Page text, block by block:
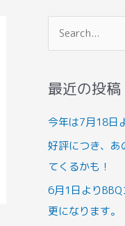
象
:
最近の投稿
今年は7月18日
好評につき、あ
てくるかも！
6月1日より
更になります。